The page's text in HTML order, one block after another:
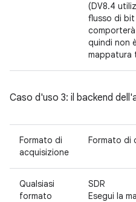
(DV8.4
flusso di bit
comporterà
quindi non
mappatura
Caso d'uso 3: il backend
Formato di
acquisizione
Formato di
Qualsiasi
formato
SDR
Esegui la